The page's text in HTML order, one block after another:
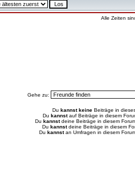
Alle Zeiten
Gehe zu:
Du kannst keine Beiträge in
Du kannstauf Beiträge in diesem
Du kannstdeine Beiträge in diesem
Du kannstdeine Beiträge in diesem
Du kannstan Umfragen in diesem